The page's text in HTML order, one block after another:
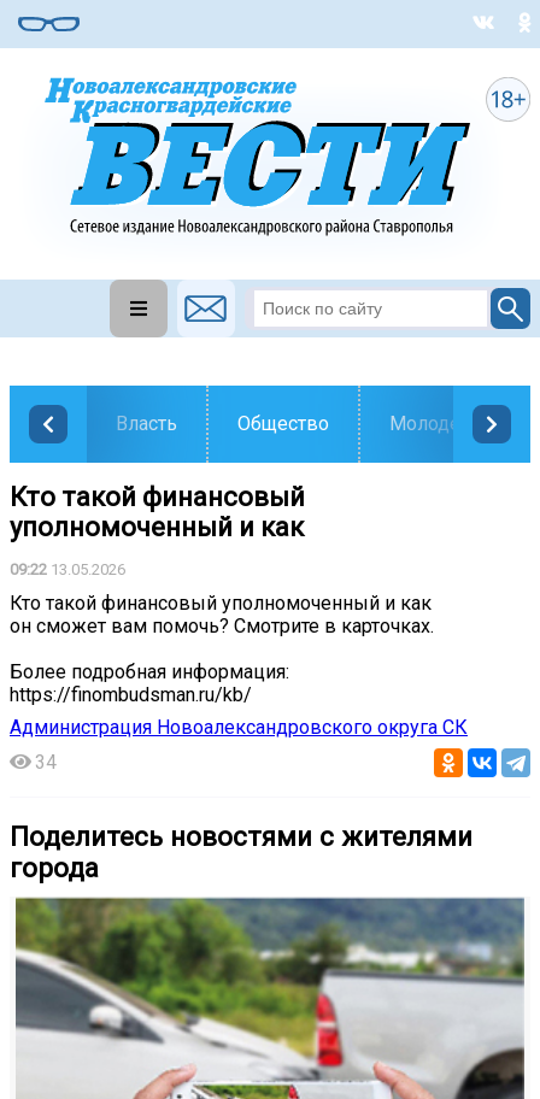
Власть Общество Молодежь
Кто такой финансовый
уполномоченный и как
09:22 13.05.2026
Кто такой финансовый уполномоченный и как
он сможет вам помочь? Смотрите в карточках.
Более подробная информация:
https://finombudsman.ru/kb/
Администрация Новоалександровского округа СК
34
Поделитесь новостями с жителями
города